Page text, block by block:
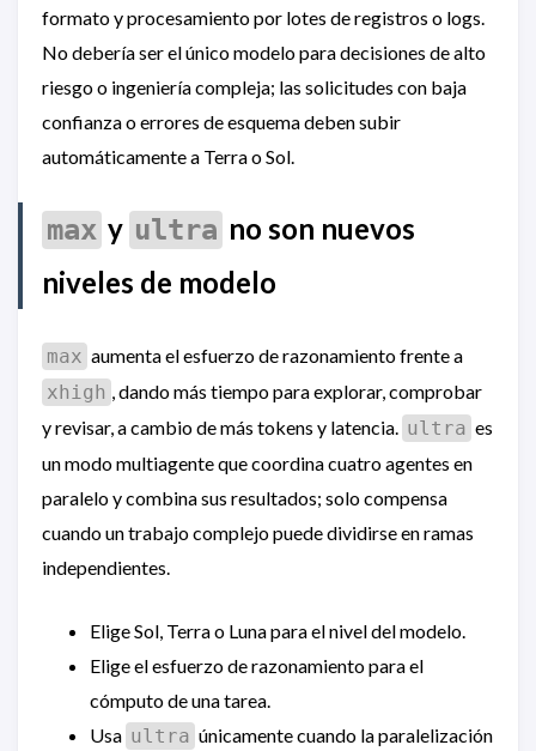
formato y procesamiento por lotes de registros o logs.
No debería ser el único modelo para decisiones de alto
riesgo o ingeniería compleja; las solicitudes con baja
confianza o errores de esquema deben subir
automáticamente a Terra o Sol.
max y ultra no son nuevos
niveles de modelo
max aumenta el esfuerzo de razonamiento frente a
xhigh , dando más tiempo para explorar, comprobar
y revisar, a cambio de más tokens y latencia. ultra es
un modo multiagente que coordina cuatro agentes en
paralelo y combina sus resultados; solo compensa
cuando un trabajo complejo puede dividirse en ramas
independientes.
Elige Sol, Terra o Luna para el nivel del modelo.
Elige el esfuerzo de razonamiento para el
cómputo de una tarea.
Usa ultra únicamente cuando la paralelización